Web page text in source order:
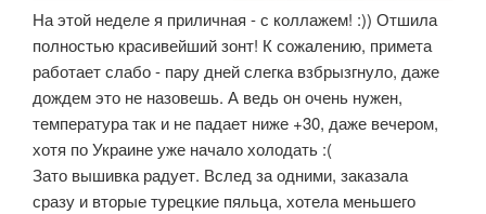
На этой неделе я приличная - с коллажем! :)) Отшила
полностью красивейший зонт! К сожалению, примета
работает слабо - пару дней слегка взбрызгнуло, даже
дождем это не назовешь. А ведь он очень нужен,
температура так и не падает ниже +30, даже вечером,
хотя по Украине уже начало холодать :(
Зато вышивка радует. Вслед за одними, заказала
сразу и вторые турецкие пяльца, хотела меньшего